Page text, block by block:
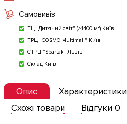
Самовивіз
ТЦ "Дитячий світ" (>1400 м²) Київ
ТРЦ "COSMO Multimall" Київ
СТРЦ "Spartak" Львів
Склад Київ
Опис Характеристики
Схожі товари
Відгуки 0